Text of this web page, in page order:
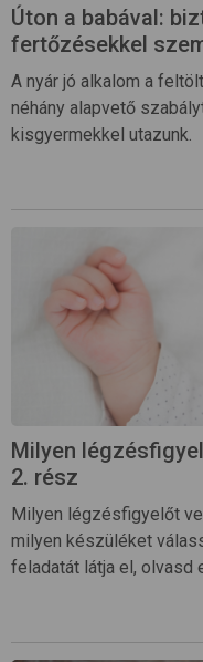
Úton a babával:
fertőzésekkel
A nyár jó alkalom a
néhány alapvető
kisgyermekkel utazunk.
Milyen
2. rész
Milyen légzésfigyelőt
milyen készüléket
feladatát látja el, olvasd